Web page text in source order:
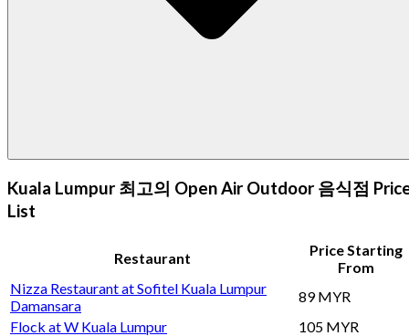
Kuala Lumpur 최고의 Open Air Outdoor 음식점
List
Restaurant
Price Starting
From
Nizza Restaurant at Sofitel Kuala Lumpur
Damansara
89 MYR
Flock at W Kuala Lumpur
105 MYR